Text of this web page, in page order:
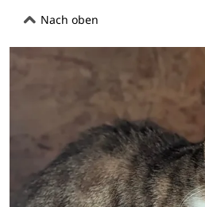
Nach oben